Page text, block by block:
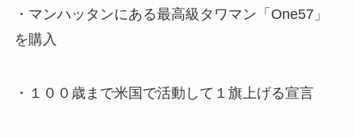
・マンハッタンにある最高級タワマン「One57」
を購入
・１００歳まで米国で活動して１旗上げる宣言